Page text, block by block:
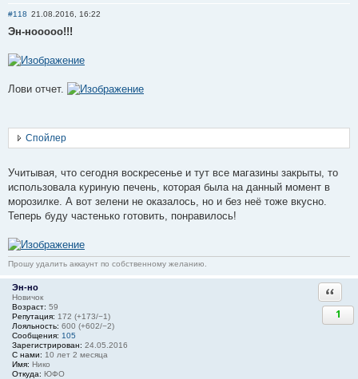
#118 21.08.2016, 16:22
Эн-нооооо!!!
Лови отчет.
Спойлер
Учитывая, что сегодня воскресенье и тут все магазины закрыты, то
использовала куриную печень, которая была на данный момент в
морозилке. А вот зелени не оказалось, но и без неё тоже вкусно.
Теперь буду частенько готовить, понравилось!
Прошу удалить аккаунт по собственному желанию.
Эн-но
Новичок
Возраст: 59
Репутация: 172 (+173/−1)
Лояльность: 600 (+602/−2)
Сообщения: 105
Зарегистрирован: 24.05.2016
С нами: 10 лет 2 месяца
Имя: Нико
Откуда: ЮФО
1